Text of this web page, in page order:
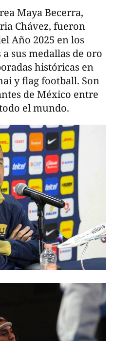
Maya Becerra,
Chávez, fueron
Año 2025 en los
sus medallas de oro
históricas en
y flag football. Son
de México entre
el mundo.